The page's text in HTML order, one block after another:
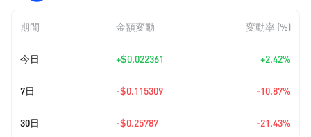
期間 金額変動 変動率 (%)
今日 +$0.022361 +2.42%
7日 -$0.115309 -10.87%
30日 -$0.25787 -21.43%